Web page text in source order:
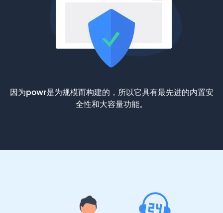
因为powr是为规模而构建的，所以它具有最先进的内置安
全性和大容量功能。